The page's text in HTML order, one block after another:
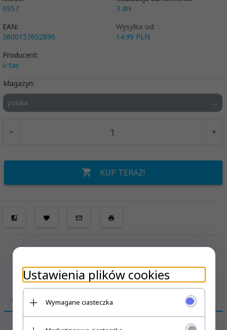
6957
3 dni
EAN:
3800157652896
Wysyłka od:
14.99 PLN
Producent:
v-tac
Magazyn:
polska
KUP TERAZ!
OPIS PRODUKTU
Ustawienia plików cookies
Wymagane ciasteczka